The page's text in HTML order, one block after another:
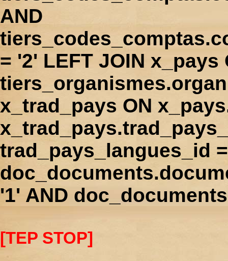
AND
= '2' LEFT JOIN
x_trad_pays ON
trad_pays_langues_id
'1' AND
[TEP STOP]